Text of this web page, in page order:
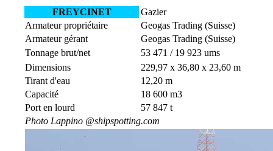
FREYCINET
Gazier
Armateur propriétaire
Geogas Trading (Suisse)
Armateur gérant
Geogas Trading (Suisse)
Tonnage brut/net
53 471 / 19 923 ums
Dimensions
229,97 x 36,80 x 23,60 m
Tirant d'eau
12,20 m
Capacité
18 600 m3
Port en lourd
57 847 t
Photo Lappino @shipspotting.com